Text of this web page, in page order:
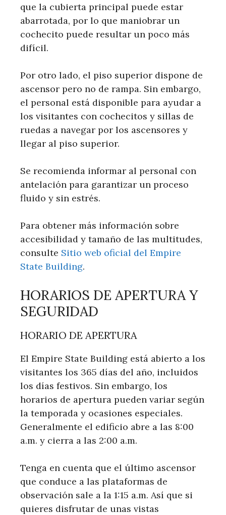
que la cubierta principal puede estar
abarrotada, por lo que maniobrar un
cochecito puede resultar un poco más
difícil.
Por otro lado, el piso superior dispone de
ascensor pero no de rampa. Sin embargo,
el personal está disponible para ayudar a
los visitantes con cochecitos y sillas de
ruedas a navegar por los ascensores y
llegar al piso superior.
Se recomienda informar al personal con
antelación para garantizar un proceso
fluido y sin estrés.
Para obtener más información sobre
accesibilidad y tamaño de las multitudes,
consulte Sitio web oficial del Empire
State Building.
HORARIOS DE APERTURA Y
SEGURIDAD
HORARIO DE APERTURA
El Empire State Building está abierto a los
visitantes los 365 días del año, incluidos
los días festivos. Sin embargo, los
horarios de apertura pueden variar según
la temporada y ocasiones especiales.
Generalmente el edificio abre a las 8:00
a.m. y cierra a las 2:00 a.m.
Tenga en cuenta que el último ascensor
que conduce a las plataformas de
observación sale a la 1:15 a.m. Así que si
quieres disfrutar de unas vistas